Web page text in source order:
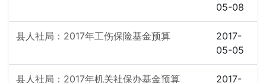
05-08
县人社局：2017年工伤保险基金预算
2017-
05-05
县人社局：2017年机关社保办基金预算
2017-